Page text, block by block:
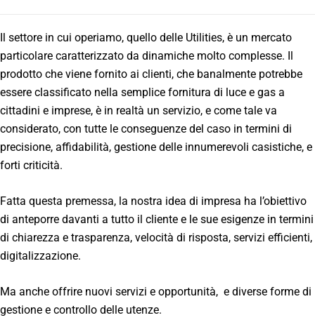
Il settore in cui operiamo, quello delle Utilities, è un mercato
particolare caratterizzato da dinamiche molto complesse. Il
prodotto che viene fornito ai clienti, che banalmente potrebbe
essere classificato nella semplice fornitura di luce e gas a
cittadini e imprese, è in realtà un servizio, e come tale va
considerato, con tutte le conseguenze del caso in termini di
precisione, affidabilità, gestione delle innumerevoli casistiche, e
forti criticità.
Fatta questa premessa, la nostra idea di impresa ha l’obiettivo
di anteporre davanti a tutto il cliente e le sue esigenze in termini
di chiarezza e trasparenza, velocità di risposta, servizi efficienti,
digitalizzazione.
Ma anche offrire nuovi servizi e opportunità, e diverse forme di
gestione e controllo delle utenze.